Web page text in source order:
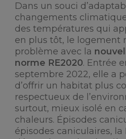
Dans un souci
changements
des températures qui
en plus tôt, le logement
problème avec la
norme RE2020. Entrée
septembre 2022, elle a
d’offrir un habitat plus
respectueux de
surtout, mieux isolé en
chaleurs. Épisodes
épisodes caniculaires, la